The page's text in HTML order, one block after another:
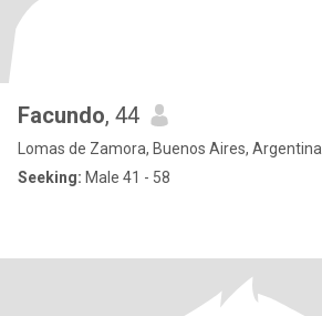
Facundo, 44
Lomas de Zamora, Buenos Aires, Argentina
Seeking: Male 41 - 58